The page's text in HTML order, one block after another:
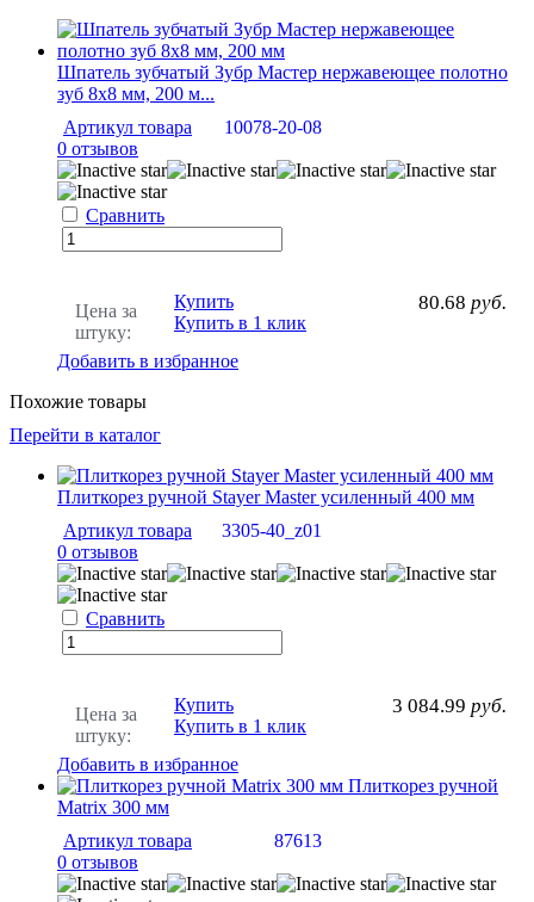
Шпатель зубчатый Зубр Мастер нержавеющее полотно
зуб 8х8 мм, 200 м...
Артикул товара
10078-20-08
0 отзывов
Сравнить
Цена за
штуку:
80.68 руб.
Купить
Купить в 1 клик
Добавить в избранное
Похожие товары
Перейти в каталог
Плиткорез ручной Stayer Master усиленный 400 мм
Артикул товара
3305-40_z01
0 отзывов
Сравнить
Цена за
штуку:
3 084.99 руб.
Купить
Купить в 1 клик
Добавить в избранное
Плиткорез ручной
Matrix 300 мм
Артикул товара
87613
0 отзывов